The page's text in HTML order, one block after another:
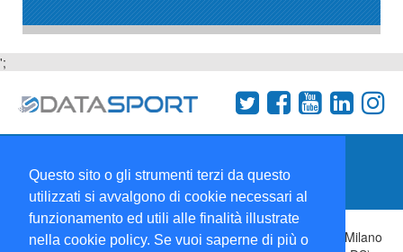
Questo sito o gli strumenti terzi da questo
utilizzati si avvalgono di cookie necessari al
funzionamento ed utili alle finalità illustrate
nella cookie policy. Se vuoi saperne di più o
';
Collabora con noi
Copyright 1995-2026 © Wise Srl Via Palmanova 8 20132 Milano